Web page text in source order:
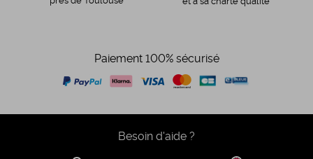
et à sa charte qualité
Paiement 100% sécurisé
Besoin d'aide ?